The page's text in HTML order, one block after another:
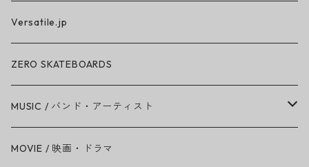
Versatile.jp
ZERO SKATEBOARDS
MUSIC / バンド・アーティスト
Amy Winehouse
MOVIE / 映画・ドラマ